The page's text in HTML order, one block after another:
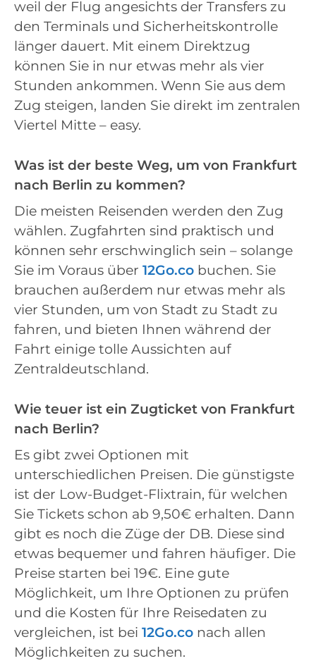
weil der Flug angesichts der Transfers zu
den Terminals und Sicherheitskontrolle
länger dauert. Mit einem Direktzug
können Sie in nur etwas mehr als vier
Stunden ankommen. Wenn Sie aus dem
Zug steigen, landen Sie direkt im zentralen
Viertel Mitte – easy.
Was ist der beste Weg, um von Frankfurt
nach Berlin zu kommen?
Die meisten Reisenden werden den Zug
wählen. Zugfahrten sind praktisch und
können sehr erschwinglich sein – solange
Sie im Voraus über 12Go.co buchen. Sie
brauchen außerdem nur etwas mehr als
vier Stunden, um von Stadt zu Stadt zu
fahren, und bieten Ihnen während der
Fahrt einige tolle Aussichten auf
Zentraldeutschland.
Wie teuer ist ein Zugticket von Frankfurt
nach Berlin?
Es gibt zwei Optionen mit
unterschiedlichen Preisen. Die günstigste
ist der Low-Budget-Flixtrain, für welchen
Sie Tickets schon ab 9,50€ erhalten. Dann
gibt es noch die Züge der DB. Diese sind
etwas bequemer und fahren häufiger. Die
Preise starten bei 19€. Eine gute
Möglichkeit, um Ihre Optionen zu prüfen
und die Kosten für Ihre Reisedaten zu
vergleichen, ist bei 12Go.co nach allen
Möglichkeiten zu suchen.